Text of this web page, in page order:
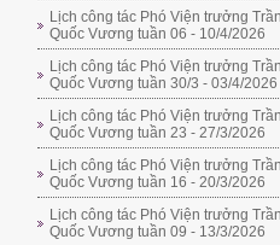
Lịch công tác Phó Viện trưởng Trần
Quốc Vương tuần 06 - 10/4/2026
Lịch công tác Phó Viện trưởng Trần
Quốc Vương tuần 30/3 - 03/4/2026
Lịch công tác Phó Viện trưởng Trần
Quốc Vương tuần 23 - 27/3/2026
Lịch công tác Phó Viện trưởng Trần
Quốc Vương tuần 16 - 20/3/2026
Lịch công tác Phó Viện trưởng Trần
Quốc Vương tuần 09 - 13/3/2026